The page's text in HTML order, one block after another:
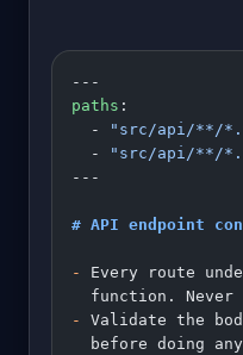
---
paths :
  -
"src/api/**/
  -
"src/api/**/
---
# API endpoint
- Every route
function. Never
-
Validate the
before doing